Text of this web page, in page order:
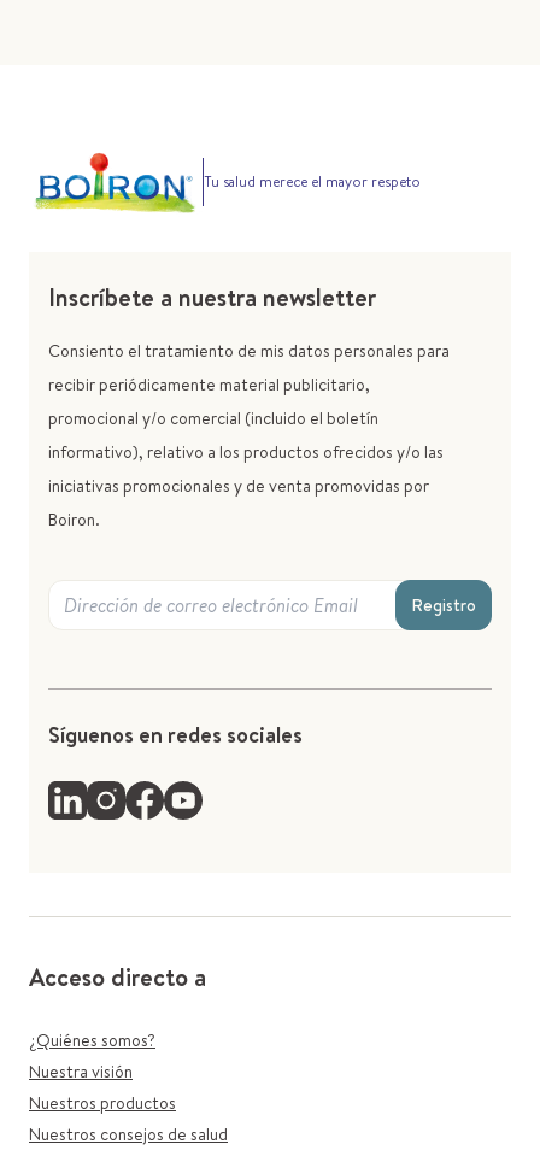
Tu salud merece el mayor respeto
Inscríbete a nuestra newsletter
Consiento el tratamiento de mis datos personales para
recibir periódicamente material publicitario,
promocional y/o comercial (incluido el boletín
informativo), relativo a los productos ofrecidos y/o las
iniciativas promocionales y de venta promovidas por
Boiron.
Registro
Síguenos en redes sociales
Acceso directo a
¿Quiénes somos?
Nuestra visión
Nuestros productos
Nuestros consejos de salud